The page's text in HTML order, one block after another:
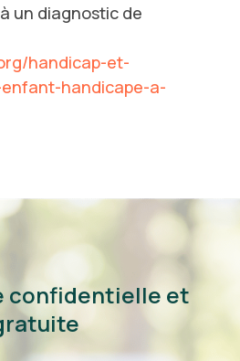
un diagnostic de
handicap-et-
handicape-a-
confidentielle et